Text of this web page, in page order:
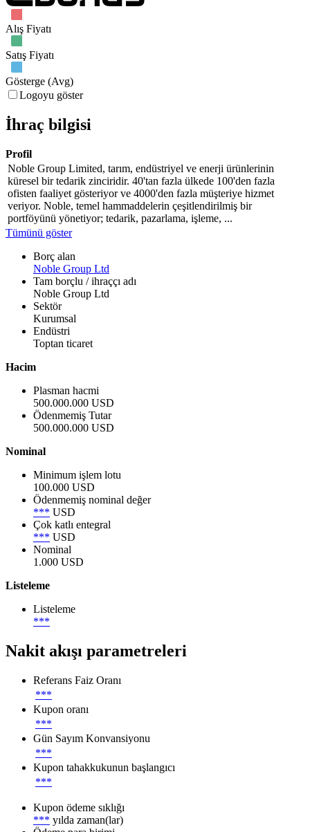
Alış Fiyatı
Satış Fiyatı
Gösterge (Avg)
Logoyu göster
İhraç bilgisi
Profil
Noble Group Limited, tarım, endüstriyel ve enerji ürünlerinin
küresel bir tedarik zinciridir. 40'tan fazla ülkede 100'den fazla
ofisten faaliyet gösteriyor ve 4000'den fazla müşteriye hizmet
veriyor. Noble, temel hammaddelerin çeşitlendirilmiş bir
portföyünü yönetiyor; tedarik, pazarlama, işleme, ...
Tümünü göster
Borç alan
Noble Group Ltd
Tam borçlu / ihraççı adı
Noble Group Ltd
Sektör
Kurumsal
Endüstri
Toptan ticaret
Hacim
Plasman hacmi
500.000.000 USD
Ödenmemiş Tutar
500.000.000 USD
Nominal
Minimum işlem lotu
100.000 USD
Ödenmemiş nominal değer
*** USD
Çok katlı entegral
*** USD
Nominal
1.000 USD
Listeleme
Listeleme
***
Nakit akışı parametreleri
Referans Faiz Oranı
***
Kupon oranı
***
Gün Sayım Konvansiyonu
***
Kupon tahakkukunun başlangıcı
***
Kupon ödeme sıklığı
*** yılda zaman(lar)